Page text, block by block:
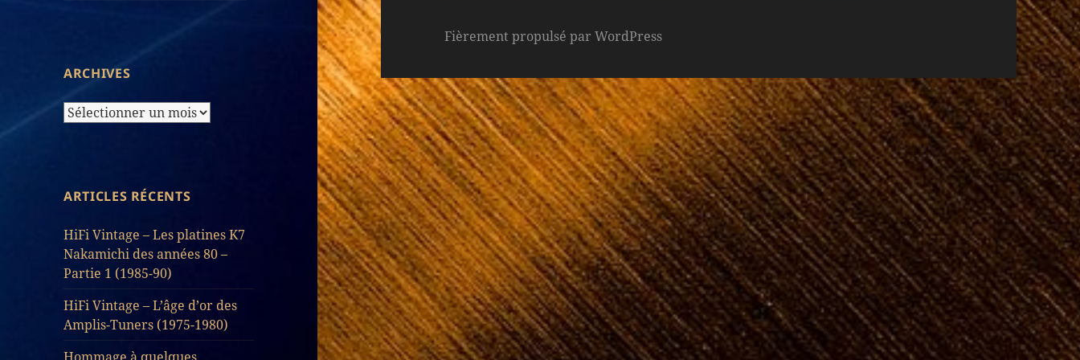
ARCHIVES
Archives
ARTICLES RÉCENTS
HiFi Vintage – Les platines K7
Nakamichi des années 80 –
Partie 1 (1985-90)
HiFi Vintage – L’âge d’or des
Amplis-Tuners (1975-1980)
Fièrement propulsé par WordPress